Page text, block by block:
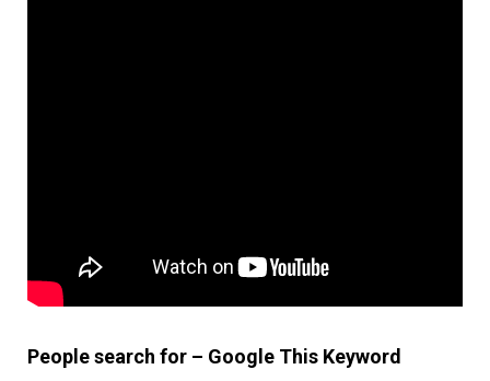
People search for – Google This Keyword